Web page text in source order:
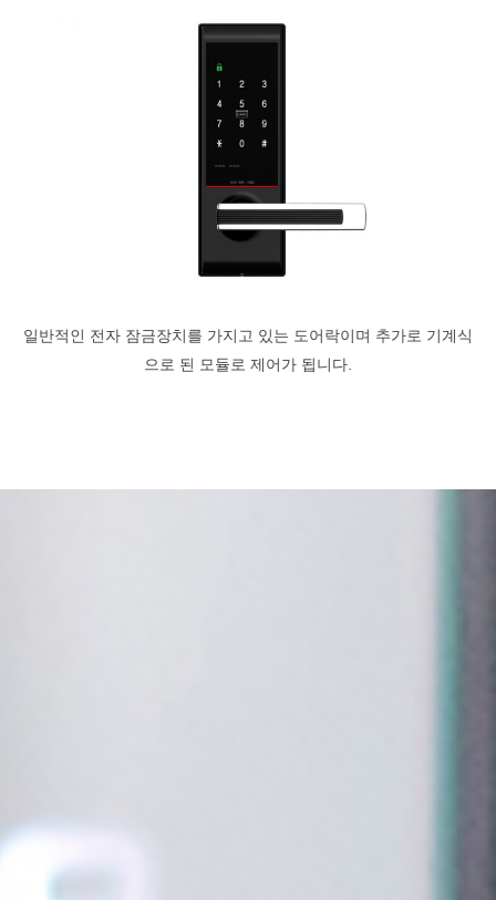
일반적인 전자 잠금장치를 가지고 있는 도어락이며 추가로 기계식
으로 된 모듈로 제어가 됩니다.